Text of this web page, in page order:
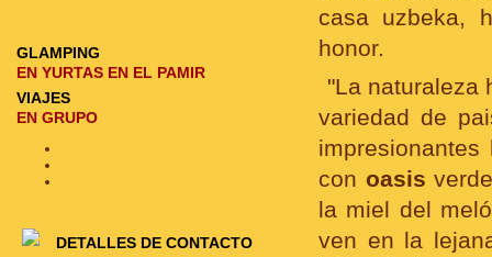
casa uzbeka,
honor.
"La naturaleza
variedad de
impresionantes
con oasis
la miel del
ven en la
GLAMPING
EN YURTAS EN EL PAMIR
VIAJES
EN GRUPO
DETALLES DE CONTACTO